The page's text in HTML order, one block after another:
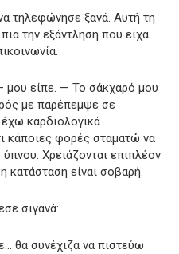
τηλεφώνησε ξανά. Αυτή τη
την εξάντληση που είχα
μου είπε. — Το σάκχαρό μου
με παρέπεμψε σε
καρδιολογικά
κάποιες φορές σταματώ να
Χρειάζονται επιπλέον
κατάσταση είναι σοβαρή.
σιγανά:
θα συνέχιζα να πιστεύω